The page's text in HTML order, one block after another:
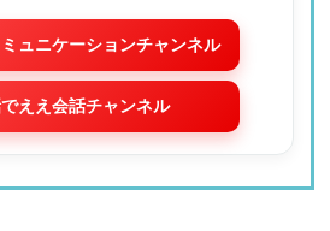
ュニケーションチャンネル
ええ会話チャンネル